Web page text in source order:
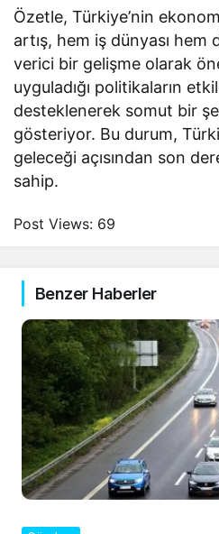
Özetle, Türkiye’nin
artış, hem iş dünyası
verici bir gelişme olarak
uyguladığı politikaların
desteklenerek somut bir
gösteriyor. Bu durum,
geleceği açısından son
sahip.
Post Views: 69
Benzer Haberler